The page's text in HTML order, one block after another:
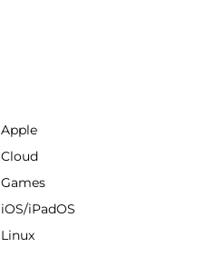
Apple
Cloud
Games
iOS/iPadOS
Linux